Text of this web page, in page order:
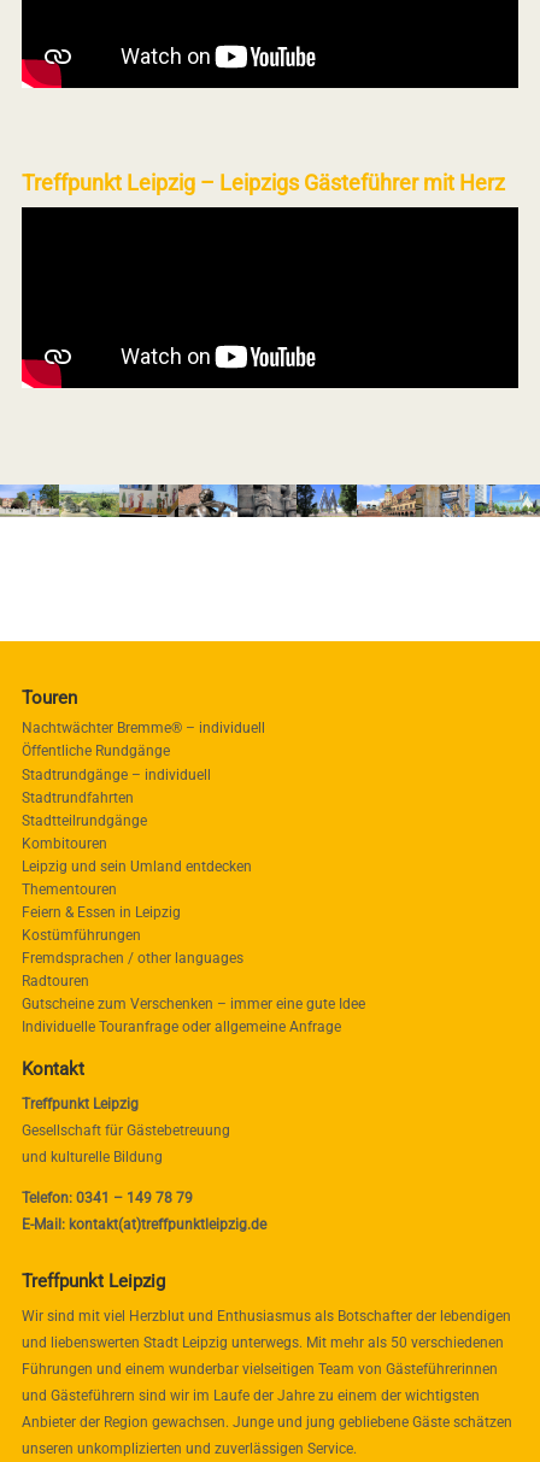
Treffpunkt Leipzig – Leipzigs Gästeführer mit Herz
Touren
Nachtwächter Bremme® – individuell
Öffentliche Rundgänge
Stadtrundgänge – individuell
Stadtrundfahrten
Stadtteilrundgänge
Kombitouren
Leipzig und sein Umland entdecken
Thementouren
Feiern & Essen in Leipzig
Kostümführungen
Fremdsprachen / other languages
Radtouren
Gutscheine zum Verschenken – immer eine gute Idee
Individuelle Touranfrage oder allgemeine Anfrage
Kontakt
Treffpunkt Leipzig
Gesellschaft für Gästebetreuung
und kulturelle Bildung
Telefon: 0341 – 149 78 79
E-Mail: kontakt(at)treffpunktleipzig.de
Treffpunkt Leipzig
Wir sind mit viel Herzblut und Enthusiasmus als Botschafter der lebendigen
und liebenswerten Stadt Leipzig unterwegs. Mit mehr als 50 verschiedenen
Führungen und einem wunderbar vielseitigen Team von Gästeführerinnen
und Gästeführern sind wir im Laufe der Jahre zu einem der wichtigsten
Anbieter der Region gewachsen. Junge und jung gebliebene Gäste schätzen
unseren unkomplizierten und zuverlässigen Service.